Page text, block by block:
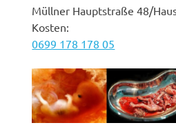
Müllner Hauptstraße 48/
Kosten:
0699 178 178 05